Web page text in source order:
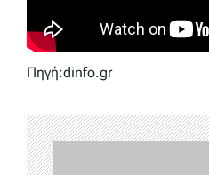
Πηγή:dinfo.gr